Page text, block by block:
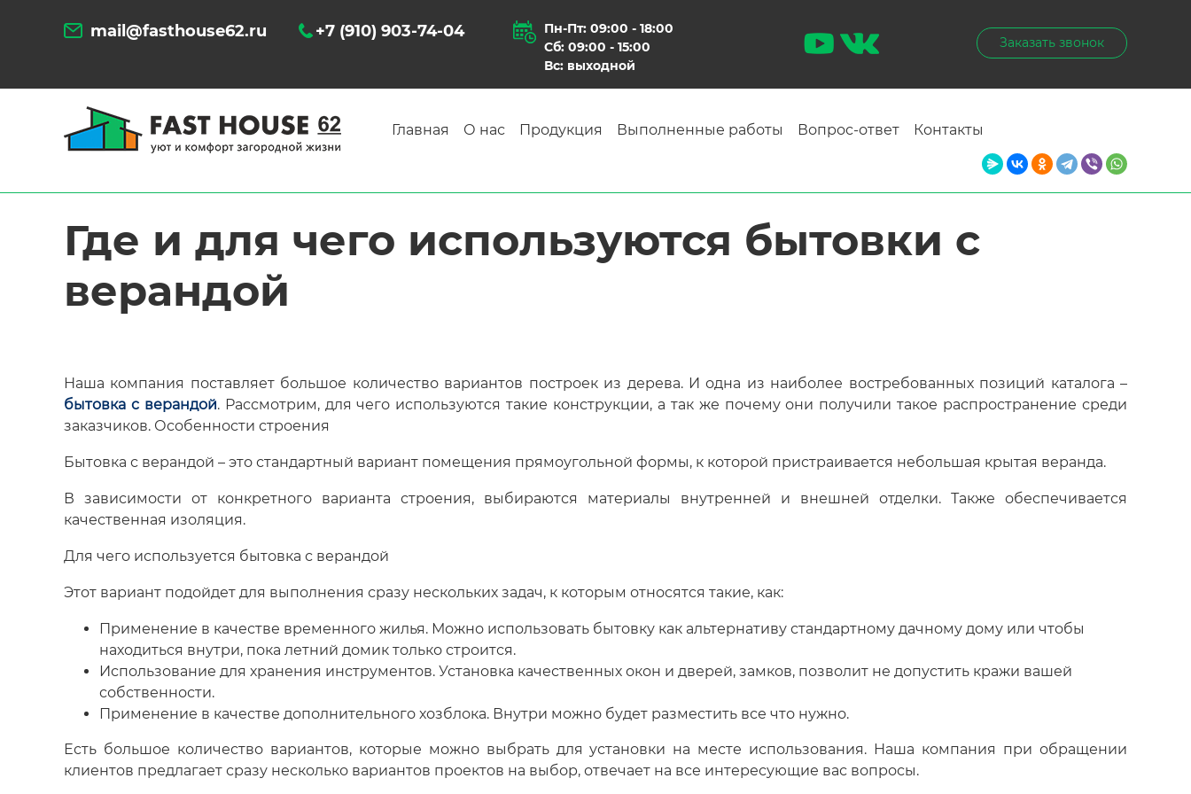
mail@fasthouse62.ru +7 (910) 903-74-04
Пн-Пт: 09:00 - 18:00
Сб: 09:00 - 15:00
Вс: выходной
Заказать звонок
Главная О нас Продукция Выполненные работы Вопрос-ответ Контакты
Где и для чего используются бытовки с
верандой
Наша компания поставляет большое количество вариантов построек из дерева. И одна из наиболее востребованных позиций каталога –
бытовка с верандой. Рассмотрим, для чего используются такие конструкции, а так же почему они получили такое распространение среди
заказчиков. Особенности строения
Бытовка с верандой – это стандартный вариант помещения прямоугольной формы, к которой пристраивается небольшая крытая веранда.
В зависимости от конкретного варианта строения, выбираются материалы внутренней и внешней отделки. Также обеспечивается
качественная изоляция.
Для чего используется бытовка с верандой
Этот вариант подойдет для выполнения сразу нескольких задач, к которым относятся такие, как:
Применение в качестве временного жилья. Можно использовать бытовку как альтернативу стандартному дачному дому или чтобы
находиться внутри, пока летний домик только строится.
Использование для хранения инструментов. Установка качественных окон и дверей, замков, позволит не допустить кражи вашей
собственности.
Применение в качестве дополнительного хозблока. Внутри можно будет разместить все что нужно.
Есть большое количество вариантов, которые можно выбрать для установки на месте использования. Наша компания при обращении
клиентов предлагает сразу несколько вариантов проектов на выбор, отвечает на все интересующие вас вопросы.